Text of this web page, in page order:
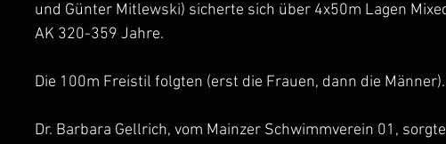
und Günter Mitlewski) sicherte sich über 4x50m Lagen
AK 320-359 Jahre.
Die 100m Freistil folgten (erst die Frauen, dann die Männer).
Dr. Barbara Gellrich, vom Mainzer Schwimmverein 01,